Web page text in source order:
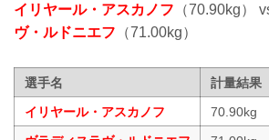
イリヤール・アスカノフ （70.90kg）
ヴ・ルドニエフ （71.00kg）
選手名 計量結果
イリヤール・アスカノフ
70.90kg